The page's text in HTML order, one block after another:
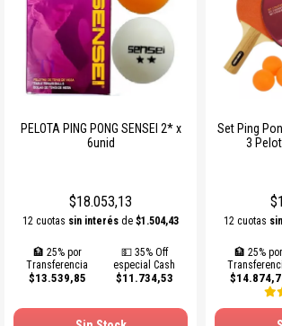
PELOTA PING PONG SENSEI 2* x
6unid
$18.053,13
12 cuotas sin interés de $1.504,43
🏦 25% por
Transferencia
$13.539,85
💵 35% Off
especial Cash
$11.734,53
Set Ping
3
12 cuotas
🏦 25% por